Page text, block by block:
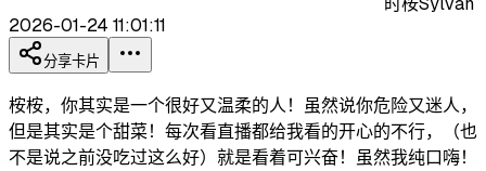
2026-01-24 11:01:11
分享卡片
桉桉，你其实是一个很好又温柔的人！虽然说你危险又迷人，
但是其实是个甜菜！每次看直播都给我看的开心的不行，（也
不是说之前没吃过这么好）就是看着可兴奋！虽然我纯口嗨！